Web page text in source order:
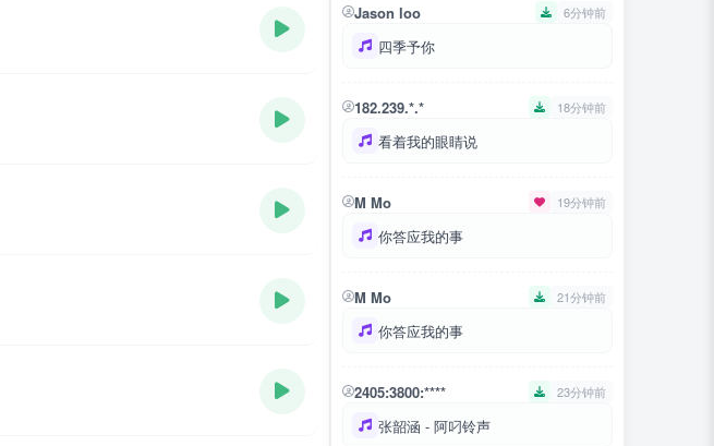
Jason loo 6分钟前
四季予你
182.239.*.* 18分钟前
看着我的眼睛说
M Mo 19分钟前
你答应我的事
M Mo 21分钟前
你答应我的事
2405:3800:**** 23分钟前
张韶涵 - 阿叼铃声